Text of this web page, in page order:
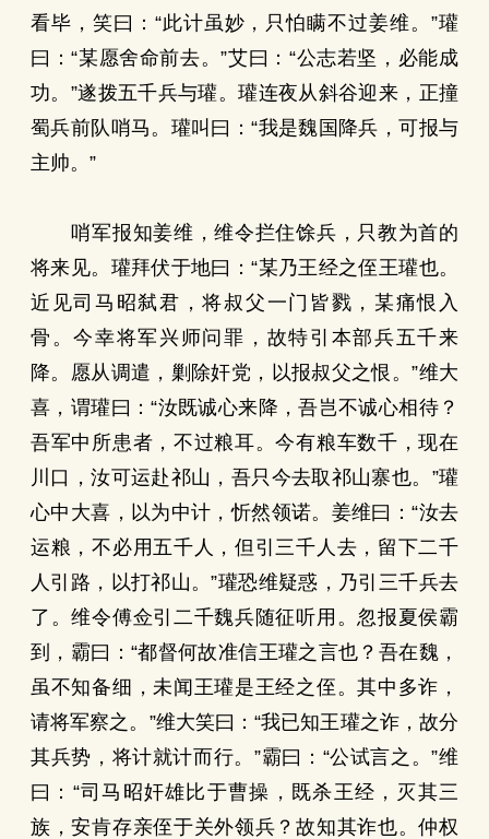
看毕，笑曰：“此计虽妙，只怕瞒不过姜维。”瓘
曰：“某愿舍命前去。”艾曰：“公志若坚，必能成
功。”遂拨五千兵与瓘。瓘连夜从斜谷迎来，正撞
蜀兵前队哨马。瓘叫曰：“我是魏国降兵，可报与
主帅。”
哨军报知姜维，维令拦住馀兵，只教为首的
将来见。瓘拜伏于地曰：“某乃王经之侄王瓘也。
近见司马昭弑君，将叔父一门皆戮，某痛恨入
骨。今幸将军兴师问罪，故特引本部兵五千来
降。愿从调遣，剿除奸党，以报叔父之恨。”维大
喜，谓瓘曰：“汝既诚心来降，吾岂不诚心相待？
吾军中所患者，不过粮耳。今有粮车数千，现在
川口，汝可运赴祁山，吾只今去取祁山寨也。”瓘
心中大喜，以为中计，忻然领诺。姜维曰：“汝去
运粮，不必用五千人，但引三千人去，留下二千
人引路，以打祁山。”瓘恐维疑惑，乃引三千兵去
了。维令傅佥引二千魏兵随征听用。忽报夏侯霸
到，霸曰：“都督何故准信王瓘之言也？吾在魏，
虽不知备细，未闻王瓘是王经之侄。其中多诈，
请将军察之。”维大笑曰：“我已知王瓘之诈，故分
其兵势，将计就计而行。”霸曰：“公试言之。”维
曰：“司马昭奸雄比于曹操，既杀王经，灭其三
族，安肯存亲侄于关外领兵？故知其诈也。仲权